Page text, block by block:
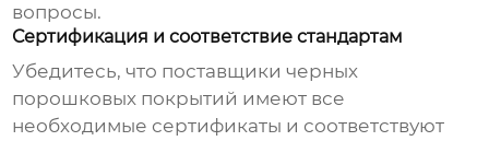
вопросы.
Сертификация и соответствие стандартам
Убедитесь, что поставщики черных
порошковых покрытий имеют все
необходимые сертификаты и соответствуют